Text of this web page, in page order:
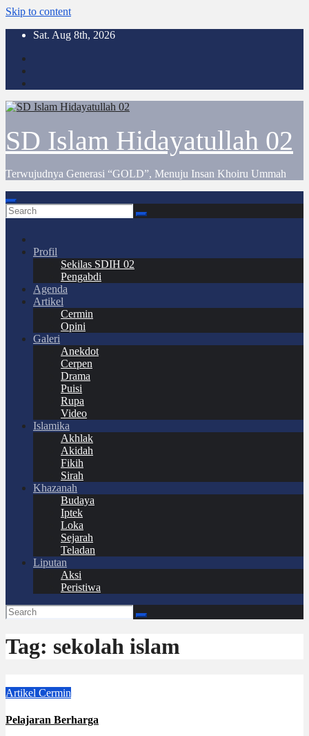
Skip to content
Sat. Aug 8th, 2026
SD Islam Hidayatullah 02
Terwujudnya Generasi “GOLD”, Menuju Insan Khoiru Ummah
Profil
Sekilas SDIH 02
Pengabdi
Agenda
Artikel
Cermin
Opini
Galeri
Anekdot
Cerpen
Drama
Puisi
Rupa
Video
Islamika
Akhlak
Akidah
Fikih
Sirah
Khazanah
Budaya
Iptek
Loka
Sejarah
Teladan
Liputan
Aksi
Peristiwa
Tag: sekolah islam
Artikel Cermin
Pelajaran Berharga